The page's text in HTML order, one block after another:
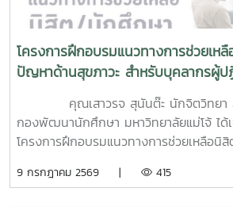
โครงการฝึกอบรมแนวทางการช่วยเ
ปัญหาด้านสุขภาวะ สำหรับบุคลากรผู้
คุณเสาวรจ สุนันต๊ะ นักจิตวิทยา สั
กองพัฒนานักศึกษา มหาวิทยาลัยแม่โจ้ ได้
โครงการฝึกอบรมแนวทางการช่วยเหลือ
ที่ 6–7 กรกฎาคม 2569 ณ ห้องบรรยาย
9 กรกฎาคม 2569 | 415